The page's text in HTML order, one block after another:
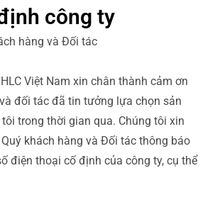
công ty
hàng và Đối tác
Việt Nam xin chân thành cảm ơn
đối tác đã tin tưởng lựa chọn sản
trong thời gian qua. Chúng tôi xin
khách hàng và Đối tác thông báo
điện thoại cố định của công ty, cụ thể